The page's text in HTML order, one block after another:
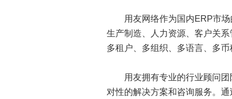
用友网络作为国内ERP市场
生产制造、人力资源、客户关
多租户、多组织、多语言、多
用友拥有专业的行业顾问团
对性的解决方案和咨询服务。